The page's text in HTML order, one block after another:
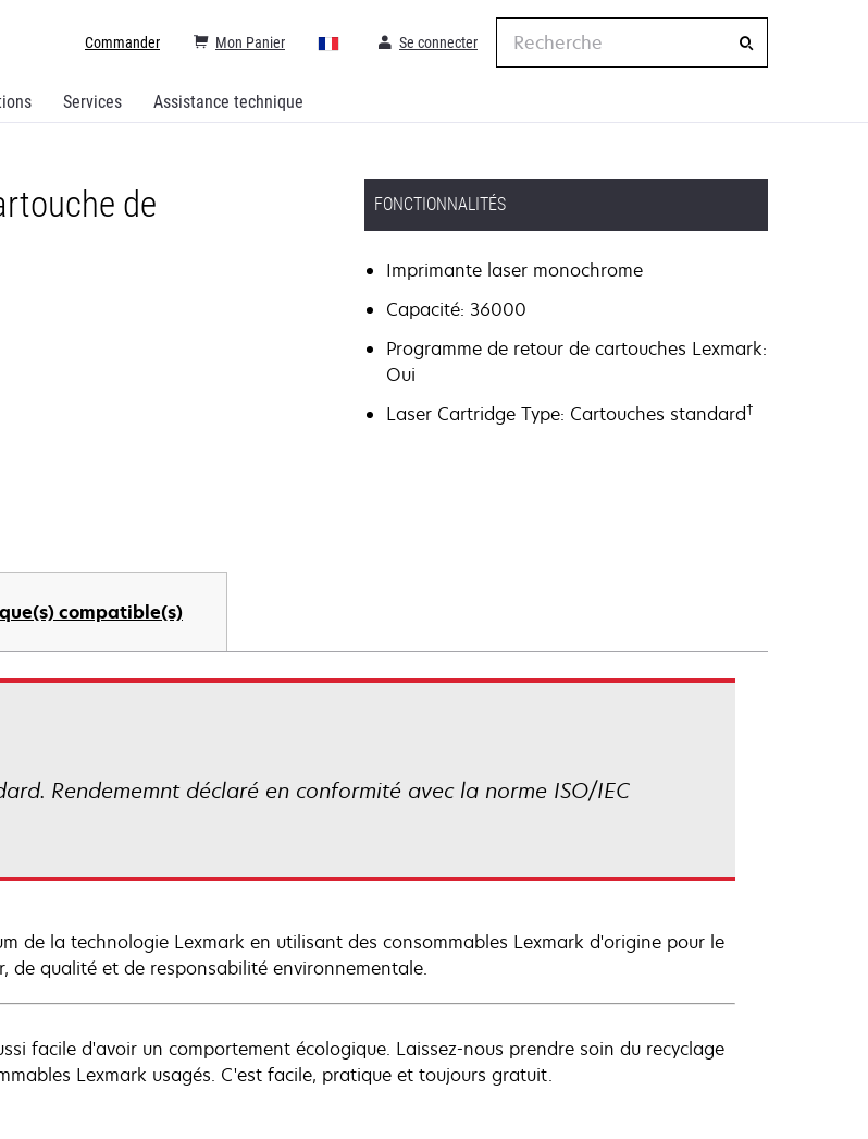
Services Assistance technique
Se connecter
Mon Panier
Commander
Recherche
de
FONCTIONNALITÉS
Imprimante laser monochrome
Capacité: 36000
Programme de retour de cartouches Lexmark:
Oui
Laser Cartridge Type: Cartouches standard†
compatible(s)
Rendememnt déclaré en conformité avec la norme ISO/IEC
de la technologie Lexmark en utilisant des consommables Lexmark d'origine pour le
de qualité et de responsabilité environnementale.
facile d'avoir un comportement écologique. Laissez-nous prendre soin du recyclage
Lexmark usagés. C'est facile, pratique et toujours gratuit.